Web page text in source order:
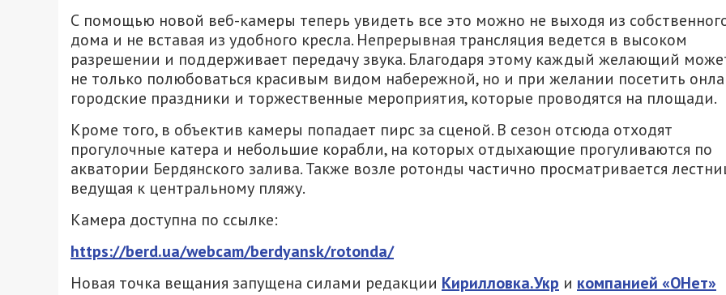
С помощью новой веб-камеры теперь увидеть все это можно не выходя из
дома и не вставая из удобного кресла. Непрерывная трансляция ведется в высоком
разрешении и поддерживает передачу звука. Благодаря этому каждый желающий
не только полюбоваться красивым видом набережной, но и при желании посетить
городские праздники и торжественные мероприятия, которые проводятся на площади.
Кроме того, в объектив камеры попадает пирс за сценой. В сезон отсюда отходят
прогулочные катера и небольшие корабли, на которых отдыхающие прогуливаются по
акватории Бердянского залива. Также возле ротонды частично просматривается
ведущая к центральному пляжу.
Камера доступна по ссылке:
https://berd.ua/webcam/berdyansk/rotonda/
Новая точка вещания запущена силами редакции Кирилловка.Укр и компанией «ОНет»